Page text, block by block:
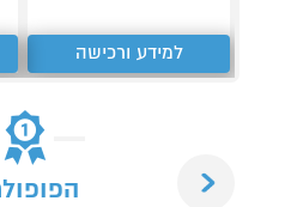
למידע ורכישה